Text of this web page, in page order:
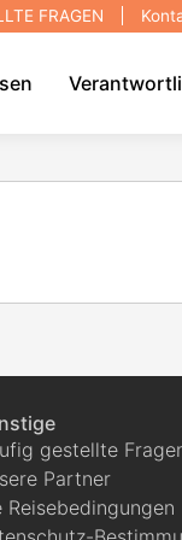
FRAGEN
gestellte
Partner
Reisebedingungen